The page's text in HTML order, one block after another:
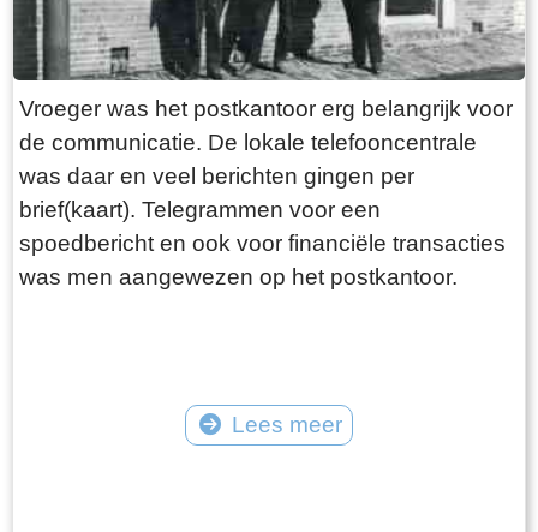
Vroeger was het postkantoor erg belangrijk voor
de communicatie. De lokale telefooncentrale
was daar en veel berichten gingen per
brief(kaart). Telegrammen voor een
spoedbericht en ook voor financiële transacties
was men aangewezen op het postkantoor.
Lees meer